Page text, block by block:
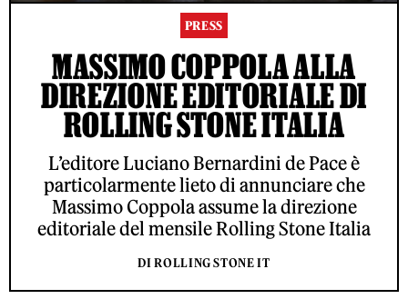
PRESS
MASSIMO COPPOLA ALLA
DIREZIONE EDITORIALE DI
ROLLING STONE ITALIA
L’editore Luciano Bernardini de Pace è
particolarmente lieto di annunciare che
Massimo Coppola assume la direzione
editoriale del mensile Rolling Stone Italia
DI ROLLING STONE IT